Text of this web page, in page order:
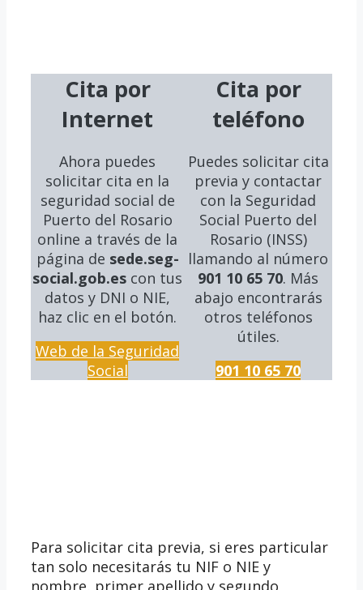
Cita por
Internet
Ahora puedes
solicitar cita en la
seguridad social de
Puerto del Rosario
online a través de la
página de sede.seg-
social.gob.es con tus
datos y DNI o NIE,
haz clic en el botón.
Web de la Seguridad
Social
Cita por
teléfono
Puedes solicitar cita
previa y contactar
con la Seguridad
Social Puerto del
Rosario (INSS)
llamando al número
901 10 65 70. Más
abajo encontrarás
otros teléfonos
útiles.
901 10 65 70
Para solicitar cita previa, si eres particular
tan solo necesitarás tu NIF o NIE y